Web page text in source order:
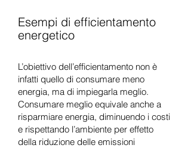
Esempi di efficientamento
energetico
L’obiettivo dell’efficientamento non è
infatti quello di consumare meno
energia, ma di impiegarla meglio.
Consumare meglio equivale anche a
risparmiare energia, diminuendo i costi
e rispettando l’ambiente per effetto
della riduzione delle emissioni